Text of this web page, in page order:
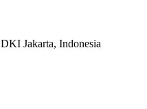
DKI Jakarta, Indonesia